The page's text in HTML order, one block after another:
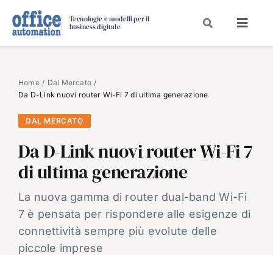
Tecnologie e modelli per il
business digitale
SPECIAL PAPER
DAL MERCATO
CARRIERE
VIDEO
EVENTI
CHI SIAMO
Home
Dal Mercato
Da D-Link nuovi router Wi-Fi 7 di ultima generazione
DAL MERCATO
Da D-Link nuovi router Wi-Fi 7
di ultima generazione
La nuova gamma di router dual-band Wi-Fi
7 è pensata per rispondere alle esigenze di
connettività sempre più evolute delle
piccole imprese